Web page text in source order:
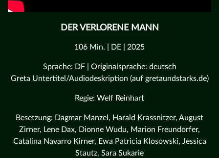
DER VERLORENE MANN
106 Min. | DE | 2025
Sprache: DF | Originalsprache: deutsch
Greta Untertitel/Audiodeskription (auf gretaundstarks.de)
Regie: Welf Reinhart
Besetzung: Dagmar Manzel, Harald Krassnitzer, August
Zirner, Lene Dax, Dionne Wudu, Marion Freundorfer,
Catalina Navarro Kirner, Ewa Patricia Klosowski, Jessica
Stautz, Sara Sukarie